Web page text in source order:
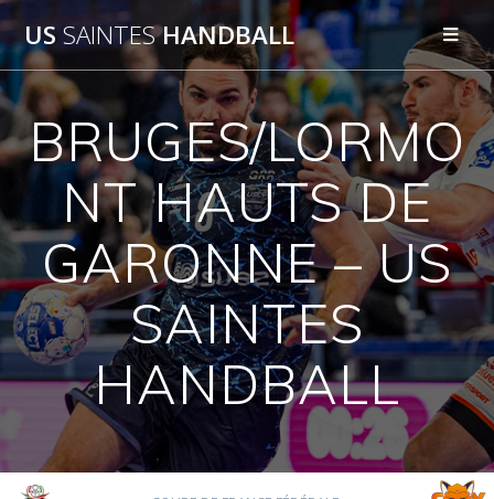
Passer
au
contenu
US SAINTESHANDBALL
BRUGES/LORMO
NT HAUTS DE
GARONNE – US
SAINTES
HANDBALL